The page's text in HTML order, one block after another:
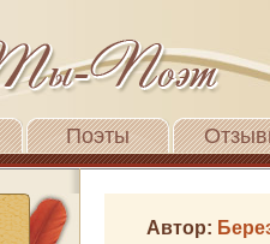
Поэты
Автор: